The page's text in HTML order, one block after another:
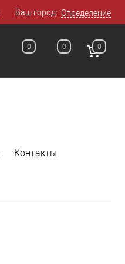
Ваш город: Определение
0 0 0
Контакты